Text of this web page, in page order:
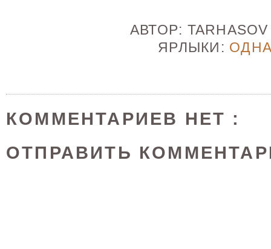
АВТОР:
ЯРЛЫКИ:
КОММЕНТАРИЕВ НЕТ :
ОТПРАВИТЬ